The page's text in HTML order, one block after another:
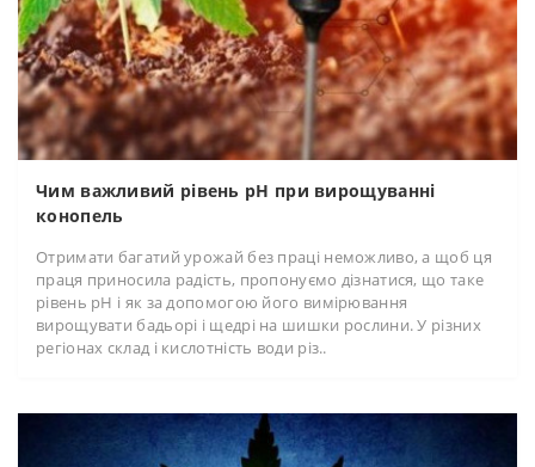
Чим важливий рівень pH при вирощуванні
конопель
Отримати багатий урожай без праці неможливо, а щоб ця
праця приносила радість, пропонуємо дізнатися, що таке
рівень pH і як за допомогою його вимірювання
вирощувати бадьорі і щедрі на шишки рослини. У різних
регіонах склад і кислотність води різ..